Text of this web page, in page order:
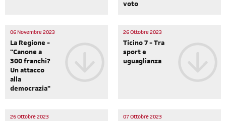
voto
06 Novembre 2023
La Regione -
"Canone a
300 franchi?
Un attacco
alla
democrazia"
26 Ottobre 2023
Ticino 7 - Tra
sport e
uguaglianza
26 Ottobre 2023 07 Ottobre 2023